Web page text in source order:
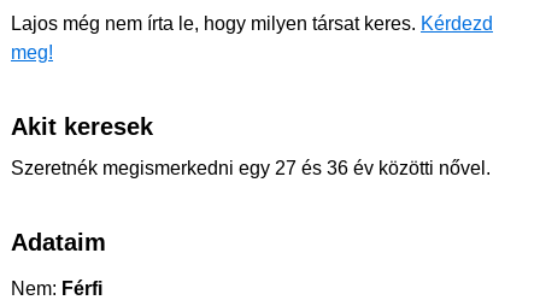
Lajos még nem írta le, hogy milyen társat keres. Kérdezd
meg!
Akit keresek
Szeretnék megismerkedni egy 27 és 36 év közötti nővel.
Adataim
Nem: Férfi